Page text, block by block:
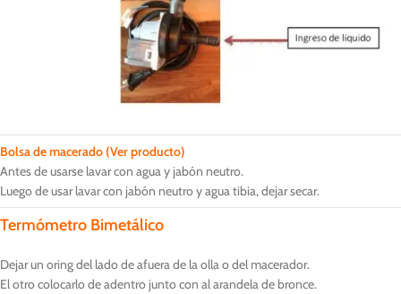
Bolsa de macerado(Ver producto)
Antes de usarse lavar con agua y jabón neutro.
Luego de usar lavar con jabón neutro y agua tibia, dejar secar.
Termómetro Bimetálico
Dejar un oring del lado de afuera de la olla o del macerador.
El otro colocarlo de adentro junto con al arandela de bronce.